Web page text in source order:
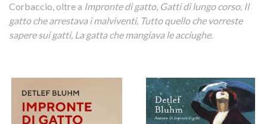
Corbaccio, oltre a Impronte di gatto, Gatti di lungo corso, Il
gatto che arrestava i malviventi, Tutto quello che vorreste
sapere sui gatti, La gatta che mangiava le acciughe.